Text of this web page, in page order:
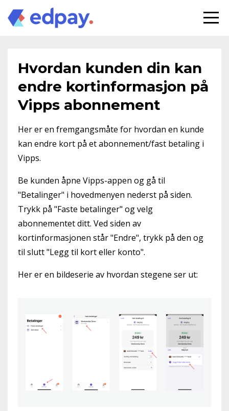
Hvordan kunden din kan
endre kortinformasjon på
Vipps abonnement
Her er en fremgangsmåte for hvordan en kunde
kan endre kort på et abonnement/fast betaling i
Vipps.
Be kunden åpne Vipps-appen og gå til
"Betalinger" i hovedmenyen nederst på siden.
Trykk på "Faste betalinger" og velg
abonnementet ditt. Ved siden av
kortinformasjonen står "Endre", trykk på den og
til slutt "Legg til kort eller konto".
Her er en bildeserie av hvordan stegene ser ut: